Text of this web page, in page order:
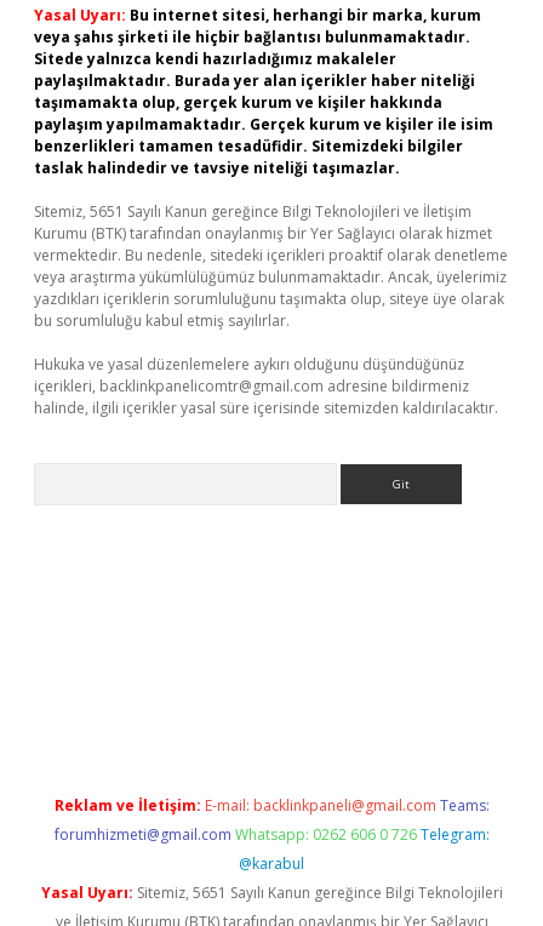
Yasal Uyarı: Bu internet sitesi, herhangi bir marka, kurum
veya şahıs şirketi ile hiçbir bağlantısı bulunmamaktadır.
Sitede yalnızca kendi hazırladığımız makaleler
paylaşılmaktadır. Burada yer alan içerikler haber niteliği
taşımamakta olup, gerçek kurum ve kişiler hakkında
paylaşım yapılmamaktadır. Gerçek kurum ve kişiler ile isim
benzerlikleri tamamen tesadüfidir. Sitemizdeki bilgiler
taslak halindedir ve tavsiye niteliği taşımazlar.
Sitemiz, 5651 Sayılı Kanun gereğince Bilgi Teknolojileri ve İletişim
Kurumu (BTK) tarafından onaylanmış bir Yer Sağlayıcı olarak hizmet
vermektedir. Bu nedenle, sitedeki içerikleri proaktif olarak denetleme
veya araştırma yükümlülüğümüz bulunmamaktadır. Ancak, üyelerimiz
yazdıkları içeriklerin sorumluluğunu taşımakta olup, siteye üye olarak
bu sorumluluğu kabul etmiş sayılırlar.
Hukuka ve yasal düzenlemelere aykırı olduğunu düşündüğünüz
içerikleri, backlinkpanelicomtr@gmail.com adresine bildirmeniz
halinde, ilgili içerikler yasal süre içerisinde sitemizden kaldırılacaktır.
Reklam ve İletişim: E-mail: backlinkpaneli@gmail.com Teams:
forumhizmeti@gmail.com Whatsapp: 0262 606 0 726 Telegram:
@karabul
Yasal Uyarı: Sitemiz, 5651 Sayılı Kanun gereğince Bilgi Teknolojileri
ve İletişim Kurumu (BTK) tarafından onaylanmış bir Yer Sağlayıcı